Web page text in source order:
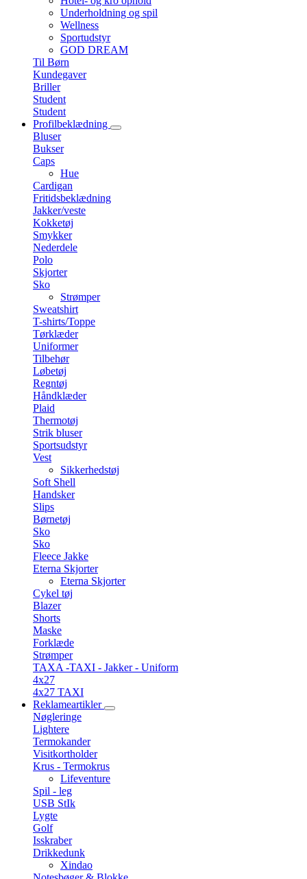
Underholdning og spil
Wellness
Sportudstyr
GOD DREAM
Til Børn
Kundegaver
Briller
Student
Student
Profilbeklædning
Bluser
Bukser
Caps
Hue
Cardigan
Fritidsbeklædning
Jakker/veste
Kokketøj
Smykker
Nederdele
Polo
Skjorter
Sko
Strømper
Sweatshirt
T-shirts/Toppe
Tørklæder
Uniformer
Tilbehør
Løbetøj
Regntøj
Håndklæder
Plaid
Thermotøj
Strik bluser
Sportsudstyr
Vest
Sikkerhedstøj
Soft Shell
Handsker
Slips
Børnetøj
Sko
Sko
Fleece Jakke
Eterna Skjorter
Eterna Skjorter
Cykel tøj
Blazer
Shorts
Maske
Forklæde
Strømper
TAXA -TAXI - Jakker - Uniform
4x27
4x27 TAXI
Reklameartikler
Nøgleringe
Lightere
Termokander
Visitkortholder
Krus - Termokrus
Lifeventure
Spil - leg
USB StIk
Lygte
Golf
Isskraber
Drikkedunk
Xindao